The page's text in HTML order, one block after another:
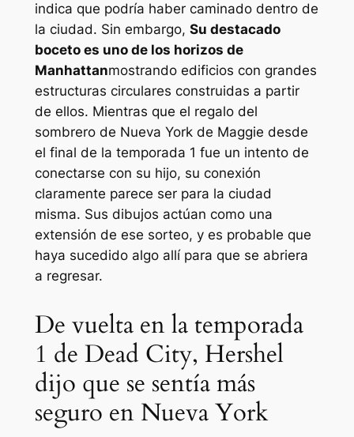
indica que podría haber caminado dentro de
la ciudad. Sin embargo, Su destacado
boceto es uno de los horizos de
Manhattanmostrando edificios con grandes
estructuras circulares construidas a partir
de ellos. Mientras que el regalo del
sombrero de Nueva York de Maggie desde
el final de la temporada 1 fue un intento de
conectarse con su hijo, su conexión
claramente parece ser para la ciudad
misma. Sus dibujos actúan como una
extensión de ese sorteo, y es probable que
haya sucedido algo allí para que se abriera
a regresar.
De vuelta en la temporada
1 de Dead City, Hershel
dijo que se sentía más
seguro en Nueva York